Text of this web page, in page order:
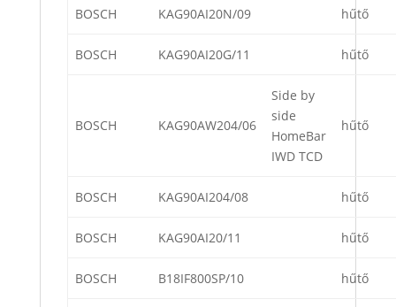
BOSCH KAG90AI20N/09 hűtő
BOSCH KAG90AI20G/11 hűtő
BOSCH KAG90AW204/06
Side by
side
HomeBar
IWD TCD
hűtő
BOSCH KAG90AI204/08 hűtő
BOSCH KAG90AI20/11 hűtő
BOSCH B18IF800SP/10 hűtő